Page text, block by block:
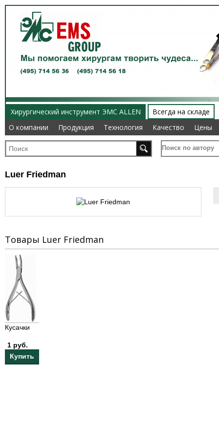
Хирургический инструмент ЭМС ALLEN
О компании
Продукция Технология Качество Цены
Всегда на складе
О компании
Продукция Технология Качество Цены
Поиск по автору
Luer Friedman
Товары Luer Friedman
Кусачки
1 руб.
Купить